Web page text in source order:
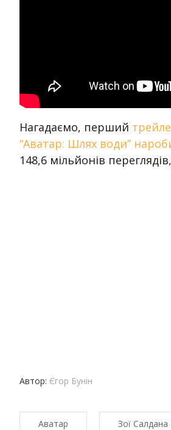
Нагадаємо, перший
“Аватар: Шлях води”
148,6 мільйонів
Автор: Єгор Бунін
Аватар Зої Салдана